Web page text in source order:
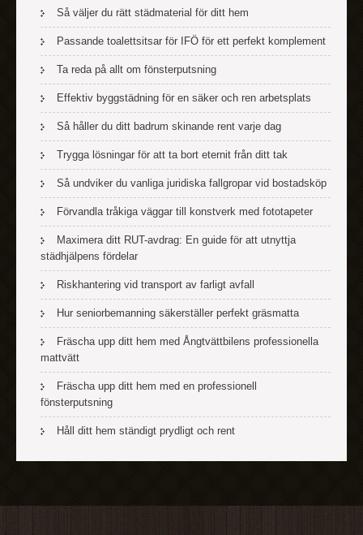
Så väljer du rätt städmaterial för ditt hem
Passande toalettsitsar för IFÖ för ett perfekt komplement
Ta reda på allt om fönsterputsning
Effektiv byggstädning för en säker och ren arbetsplats
Så håller du ditt badrum skinande rent varje dag
Trygga lösningar för att ta bort eternit från ditt tak
Så undviker du vanliga juridiska fallgropar vid bostadsköp
Förvandla tråkiga väggar till konstverk med fototapeter
Maximera ditt RUT-avdrag: En guide för att utnyttja
städhjälpens fördelar
Riskhantering vid transport av farligt avfall
Hur seniorbemanning säkerställer perfekt gräsmatta
Fräscha upp ditt hem med Ångtvättbilens professionella
mattvätt
Fräscha upp ditt hem med en professionell
fönsterputsning
Håll ditt hem ständigt prydligt och rent